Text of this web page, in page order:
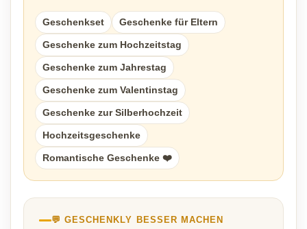
Geschenkset Geschenke für Eltern
Geschenke zum Hochzeitstag
Geschenke zum Jahrestag
Geschenke zum Valentinstag
Geschenke zur Silberhochzeit
Hochzeitsgeschenke
Romantische Geschenke ❤️
💬 GESCHENKLY BESSER MACHEN